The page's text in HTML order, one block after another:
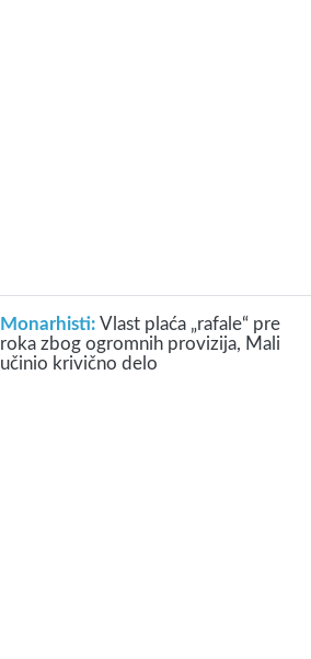
Monarhisti:Vlast plaća „rafale“ pre
roka zbog ogromnih provizija, Mali
učinio krivično delo